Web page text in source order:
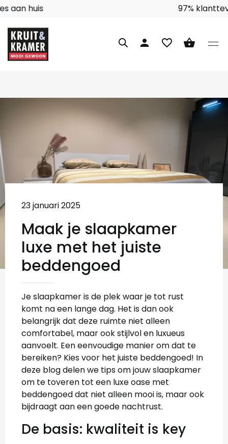
person favorite_border shopping_basket
23 januari 2025
Maak je slaapkamer
luxe met het juiste
beddengoed
Je slaapkamer is de plek waar je tot rust
komt na een lange dag. Het is dan ook
belangrijk dat deze ruimte niet alleen
comfortabel, maar ook stijlvol en luxueus
aanvoelt. Een eenvoudige manier om dat te
bereiken? Kies voor het juiste beddengoed! In
deze blog delen we tips om jouw slaapkamer
om te toveren tot een luxe oase met
beddengoed dat niet alleen mooi is, maar ook
bijdraagt aan een goede nachtrust.
De basis: kwaliteit is key